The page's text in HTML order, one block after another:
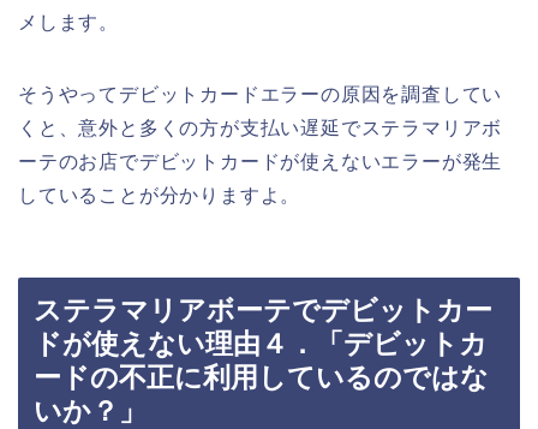
メします。
そうやってデビットカードエラーの原因を調査してい
くと、意外と多くの方が支払い遅延でステラマリアボ
ーテのお店でデビットカードが使えないエラーが発生
していることが分かりますよ。
ステラマリアボーテでデビットカー
ドが使えない理由４．「デビットカ
ードの不正に利用しているのではな
いか？」